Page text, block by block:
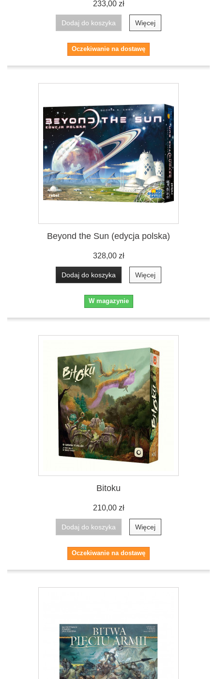
233,00 zł
Dodaj do koszyka Więcej
Oczekiwanie na dostawę
Beyond the Sun (edycja polska)
328,00 zł
Dodaj do koszyka Więcej
W magazynie
Bitoku
210,00 zł
Dodaj do koszyka Więcej
Oczekiwanie na dostawę